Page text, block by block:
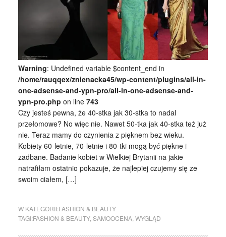
Warning: Undefined variable $content_end in
/home/rauqqex/znienacka45/wp-content/plugins/all-in-
one-adsense-and-ypn-pro/all-in-one-adsense-and-
ypn-pro.php on line 743
Czy jesteś pewna, że 40-stka jak 30-stka to nadal
przełomowe? No więc nie. Nawet 50-tka jak 40-stka też już
nie. Teraz mamy do czynienia z pięknem bez wieku.
Kobiety 60-letnie, 70-letnie i 80-tki mogą być piękne i
zadbane. Badanie kobiet w Wielkiej Brytanii na jakie
natrafiłam ostatnio pokazuje, że najlepiej czujemy się ze
swoim ciałem, […]
W KATEGORII:FASHION & BEAUTY
TAGI:FASHION & BEAUTY, SAMOOCENA, WYGLĄD